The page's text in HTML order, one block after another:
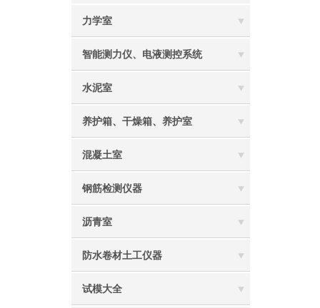
力学室
智能测力仪、电液测控系统
水泥室
养护箱、干燥箱、养护室
混凝土室
钢筋检测仪器
沥青室
防水卷材土工仪器
试模大全